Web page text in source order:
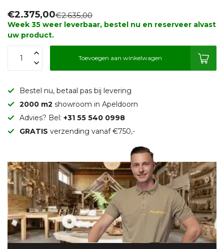
€2.375,00€2.635,00
Week 35 weer leverbaar, bestel nu en reserveer alvast
uw product.
Toevoegen aan winkelwagen
Bestel nu, betaal pas bij levering
2000 m2 showroom in Apeldoorn
Advies? Bel: +31 55 540 0998
GRATIS verzending vanaf €750,-